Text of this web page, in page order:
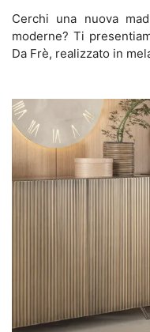
Cerchi una nuova
moderne? Ti
Da Frè, realizzato in